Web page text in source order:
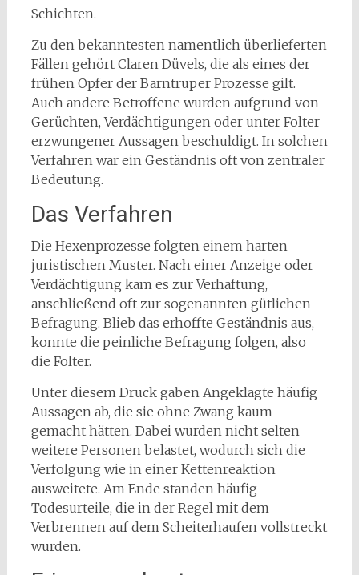
Schichten.
Zu den bekanntesten namentlich überlieferten
Fällen gehört Claren Düvels, die als eines der
frühen Opfer der Barntruper Prozesse gilt.
Auch andere Betroffene wurden aufgrund von
Gerüchten, Verdächtigungen oder unter Folter
erzwungener Aussagen beschuldigt. In solchen
Verfahren war ein Geständnis oft von zentraler
Bedeutung.
Das Verfahren
Die Hexenprozesse folgten einem harten
juristischen Muster. Nach einer Anzeige oder
Verdächtigung kam es zur Verhaftung,
anschließend oft zur sogenannten gütlichen
Befragung. Blieb das erhoffte Geständnis aus,
konnte die peinliche Befragung folgen, also
die Folter.
Unter diesem Druck gaben Angeklagte häufig
Aussagen ab, die sie ohne Zwang kaum
gemacht hätten. Dabei wurden nicht selten
weitere Personen belastet, wodurch sich die
Verfolgung wie in einer Kettenreaktion
ausweitete. Am Ende standen häufig
Todesurteile, die in der Regel mit dem
Verbrennen auf dem Scheiterhaufen vollstreckt
wurden.